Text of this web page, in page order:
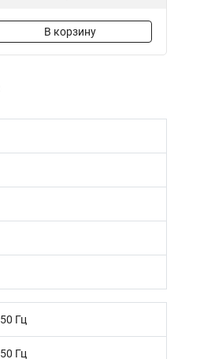
В корзину
50 Гц
50 Гц